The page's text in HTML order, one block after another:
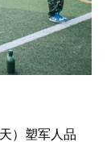
）塑军人品